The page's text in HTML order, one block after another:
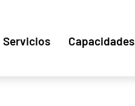
Servicios Capacidades